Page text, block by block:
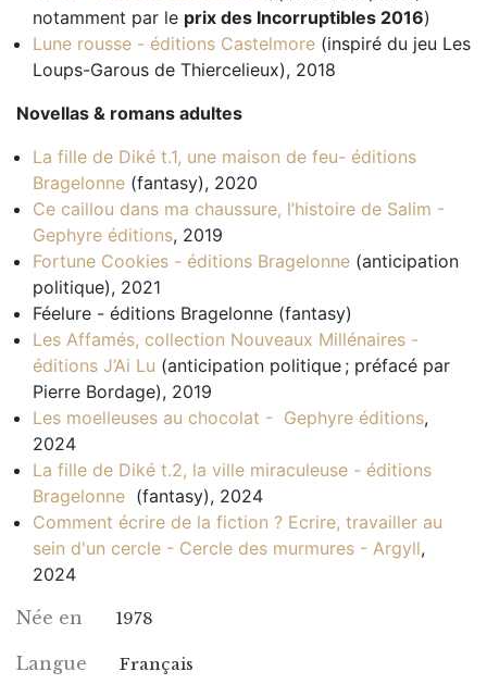
notamment par le prix des Incorruptibles 2016)
Lune rousse - éditions Castelmore (inspiré du jeu Les
Loups-Garous de Thiercelieux), 2018
Novellas & romans adultes
La fille de Diké t.1, une maison de feu- éditions
Bragelonne (fantasy), 2020
Ce caillou dans ma chaussure, l’histoire de Salim -
Gephyre éditions, 2019
Fortune Cookies - éditions Bragelonne (anticipation
politique), 2021
Féelure - éditions Bragelonne (fantasy)
Les Affamés, collection Nouveaux Millénaires -
éditions J’Ai Lu (anticipation politique ; préfacé par
Pierre Bordage), 2019
Les moelleuses au chocolat - Gephyre éditions,
2024
La fille de Diké t.2, la ville miraculeuse - éditions
Bragelonne (fantasy), 2024
Comment écrire de la fiction ? Ecrire, travailler au
sein d'un cercle - Cercle des murmures - Argyll,
2024
Née en
1978
Langue Français